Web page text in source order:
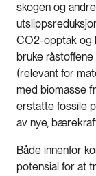
skogen og
CO2-opptak og
bruke
(relevant for
med biomasse
erstatte fossile
av nye,
Både innenfor
potensial for at